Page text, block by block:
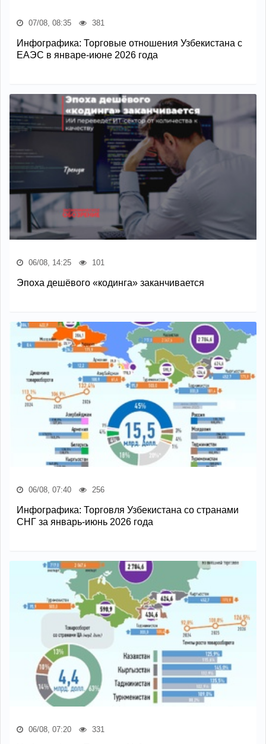
07/08, 08:35 381
Инфографика: Торговые отношения Узбекистана с
ЕАЭС в январе-июне 2026 года
06/08, 14:25 101
Эпоха дешёвого «кодинга» заканчивается
06/08, 07:40 256
Инфографика: Торговля Узбекистана со странами
СНГ за январь-июнь 2026 года
06/08, 07:20 331